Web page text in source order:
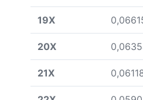
19X
20X
21X